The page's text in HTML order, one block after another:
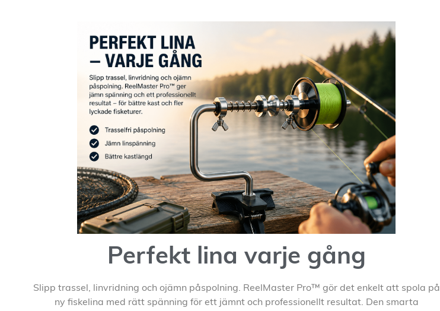
Perfekt lina varje gång
Slipp trassel, linvridning och ojämn påspolning. ReelMaster Pro™ gör det enkelt att spola på
ny fiskelina med rätt spänning för ett jämnt och professionellt resultat. Den smarta